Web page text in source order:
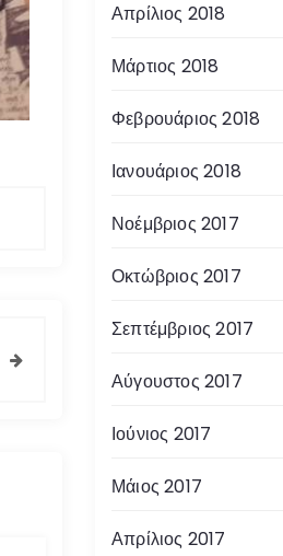
Απρίλιος 2018
Μάρτιος 2018
Φεβρουάριος 2018
Ιανουάριος 2018
Νοέμβριος 2017
Οκτώβριος 2017
Σεπτέμβριος 2017
Αύγουστος 2017
Ιούνιος 2017
Μάιος 2017
Απρίλιος 2017